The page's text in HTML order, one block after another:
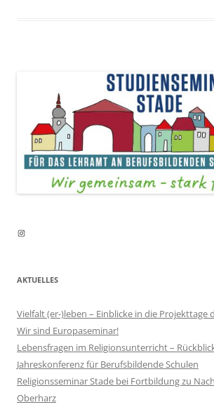
Instagram
AKTUELLES
Vielfalt (er-)leben – Einblicke in die Projekttage
Wir sind Europaseminar!
Lebensfragen im Religionsunterricht –
Jahreskonferenz für Berufsbildende Schulen
Religionsseminar Stade bei Fortbildung zu
Oberharz